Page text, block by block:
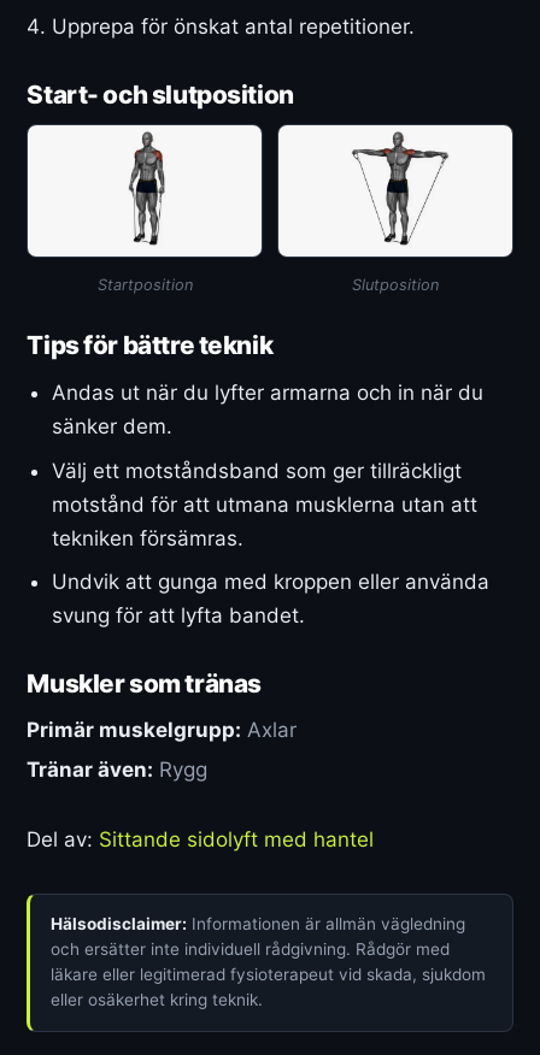
Upprepa för önskat antal repetitioner.
Start- och slutposition
Startposition Slutposition
Tips för bättre teknik
Andas ut när du lyfter armarna och in när du
sänker dem.
Välj ett motståndsband som ger tillräckligt
motstånd för att utmana musklerna utan att
tekniken försämras.
Undvik att gunga med kroppen eller använda
svung för att lyfta bandet.
Muskler som tränas
Primär muskelgrupp: Axlar
Tränar även: Rygg
Del av: Sittande sidolyft med hantel
Hälsodisclaimer: Informationen är allmän vägledning
och ersätter inte individuell rådgivning. Rådgör med
läkare eller legitimerad fysioterapeut vid skada, sjukdom
eller osäkerhet kring teknik.